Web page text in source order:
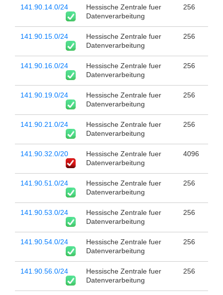
141.90.14.0/24
Hessische Zentrale fuer
Datenverarbeitung
256
141.90.15.0/24
Hessische Zentrale fuer
Datenverarbeitung
256
141.90.16.0/24
Hessische Zentrale fuer
Datenverarbeitung
256
141.90.19.0/24
Hessische Zentrale fuer
Datenverarbeitung
256
141.90.21.0/24
Hessische Zentrale fuer
Datenverarbeitung
256
141.90.32.0/20
Hessische Zentrale fuer
Datenverarbeitung
4096
141.90.51.0/24
Hessische Zentrale fuer
Datenverarbeitung
256
141.90.53.0/24
Hessische Zentrale fuer
Datenverarbeitung
256
141.90.54.0/24
Hessische Zentrale fuer
Datenverarbeitung
256
141.90.56.0/24
Hessische Zentrale fuer
Datenverarbeitung
256